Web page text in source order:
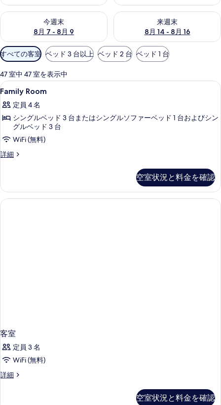
今週末
8月 7 - 8月 9
今週末 8月 7 - 8月 9 の空室状況をチェック
来週末
8月 14 - 8月 16
来週末 8月 14 - 8月 16 の空室
利
用
可
能
な
客
室
絞
り
込
件
すべての客室 ベッド 3 台以上 ベッド 2 台 ベッド 1 台
47 室中 47 室を表示中
Family
Room
の
す
べ
の
真
を
セーフティボックス (室内)、遮光カ
6
Family Room
定員 4 名
シングルベッド 3 台またはシングルソファーベッド 1 台およびシン
グルベッド 3 台
WiFi (無料)
詳細
Family
細
空室状況と料金を確認
客室
定員 3 名
WiFi (無料)
詳細
客
空室状況と料金を確認